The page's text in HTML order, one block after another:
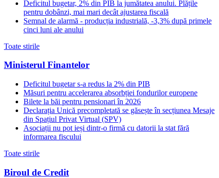
Deficitul bugetar, 2% din PIB la jumătatea anului. Plățile
pentru dobânzi, mai mari decât ajustarea fiscală
Semnal de alarmă - producția industrială, -3,3% după primele
cinci luni ale anului
Toate stirile
Ministerul Finantelor
Deficitul bugetar s-a redus la 2% din PIB
Măsuri pentru accelerarea absorbției fondurilor europene
Bilete la băi pentru pensionari în 2026
Declarația Unică precompletată se găsește în secțiunea Mesaje
din Spațiul Privat Virtual (SPV)
Asociații nu pot ieși dintr-o firmă cu datorii la stat fără
informarea fiscului
Toate stirile
Biroul de Credit